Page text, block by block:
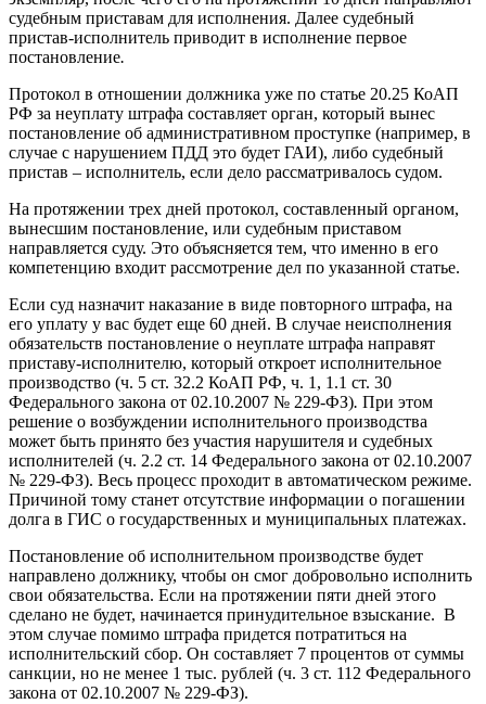
судебным приставам для исполнения. Далее судебный
пристав-исполнитель приводит в исполнение первое
постановление.
Протокол в отношении должника уже по статье 20.25 КоАП
РФ за неуплату штрафа составляет орган, который вынес
постановление об административном проступке (например, в
случае с нарушением ПДД это будет ГАИ), либо судебный
пристав – исполнитель, если дело рассматривалось судом.
На протяжении трех дней протокол, составленный органом,
вынесшим постановление, или судебным приставом
направляется суду. Это объясняется тем, что именно в его
компетенцию входит рассмотрение дел по указанной статье.
Если суд назначит наказание в виде повторного штрафа, на
его уплату у вас будет еще 60 дней. В случае неисполнения
обязательств постановление о неуплате штрафа направят
приставу-исполнителю, который откроет исполнительное
производство (ч. 5 ст. 32.2 КоАП РФ, ч. 1, 1.1 ст. 30
Федерального закона от 02.10.2007 № 229-ФЗ). При этом
решение о возбуждении исполнительного производства
может быть принято без участия нарушителя и судебных
исполнителей (ч. 2.2 ст. 14 Федерального закона от 02.10.2007
№ 229-ФЗ). Весь процесс проходит в автоматическом режиме.
Причиной тому станет отсутствие информации о погашении
долга в ГИС о государственных и муниципальных платежах.
Постановление об исполнительном производстве будет
направлено должнику, чтобы он смог добровольно исполнить
свои обязательства. Если на протяжении пяти дней этого
сделано не будет, начинается принудительное взыскание. В
этом случае помимо штрафа придется потратиться на
исполнительский сбор. Он составляет 7 процентов от суммы
санкции, но не менее 1 тыс. рублей (ч. 3 ст. 112 Федерального
закона от 02.10.2007 № 229-ФЗ).